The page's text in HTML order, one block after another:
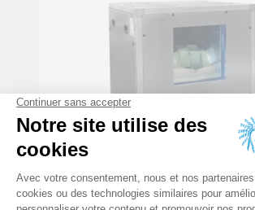
Caisson de ventilation